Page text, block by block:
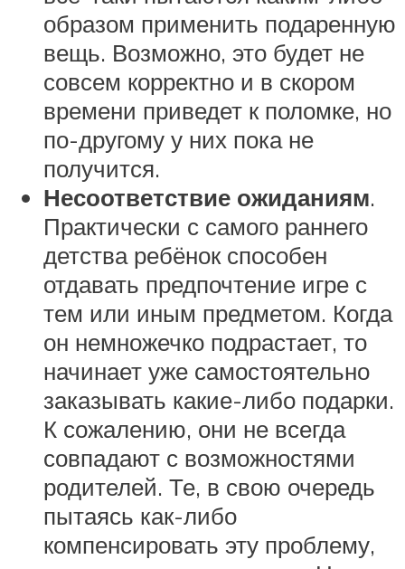
образом применить подаренную
вещь. Возможно, это будет не
совсем корректно и в скором
времени приведет к поломке, но
по-другому у них пока не
получится.
Несоответствие ожиданиям.
Практически с самого раннего
детства ребёнок способен
отдавать предпочтение игре с
тем или иным предметом. Когда
он немножечко подрастает, то
начинает уже самостоятельно
заказывать какие-либо подарки.
К сожалению, они не всегда
совпадают с возможностями
родителей. Те, в свою очередь
пытаясь как-либо
компенсировать эту проблему,